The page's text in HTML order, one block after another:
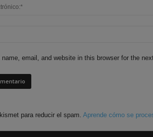
name, email, and website in this browser for the
para reducir el spam. Aprende cómo se